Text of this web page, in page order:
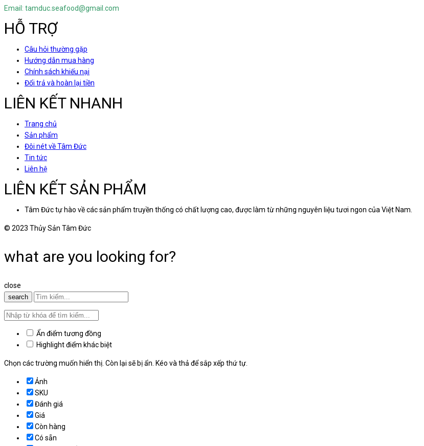
Email: tamduc.seafood@gmail.com
HỖ TRỢ
Câu hỏi thường gặp
Hướng dẫn mua hàng
Chính sách khiếu nại
Đổi trả và hoàn lại tiền
LIÊN KẾT NHANH
Trang chủ
Sản phẩm
Đôi nét về Tâm Đức
Tin tức
Liên hệ
LIÊN KẾT SẢN PHẨM
Tâm Đức tự hào về các sản phẩm truyền thống có chất lượng cao, được làm từ những nguyên liệu tươi ngon của Việt Nam.
© 2023 Thủy Sản Tâm Đức
what are you looking for?
close
search
Ẩn điểm tương đồng
Highlight điểm khác biệt
Chọn các trường muốn hiển thị. Còn lại sẽ bị ẩn. Kéo và thả để sắp xếp thứ tự.
Ảnh
SKU
Đánh giá
Giá
Còn hàng
Có sẵn